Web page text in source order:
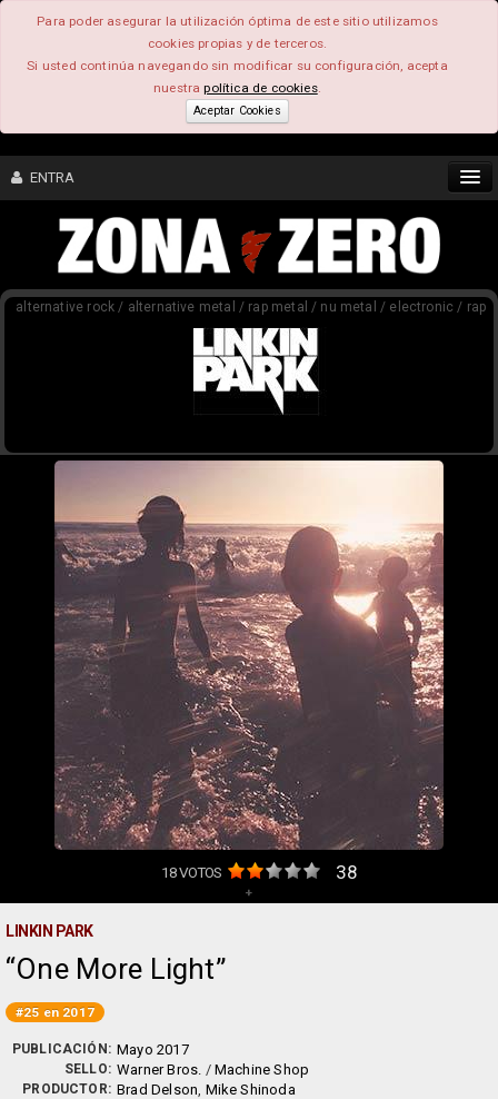
Para poder asegurar la utilización óptima de este sitio utilizamos
cookies propias y de terceros.
Si usted continúa navegando sin modificar su configuración, acepta
nuestrapolítica de cookies.
Aceptar Cookies
ENTRA
CONTENIDO
alternative rock / alternative metal / rap metal / nu metal / electronic / rap
18VOTOS 38
+
LINKIN PARK
One More Light
#25 en 2017
PUBLICACIÓN: Mayo 2017
SELLO: Warner Bros. / Machine Shop
PRODUCTOR: Brad Delson, Mike Shinoda